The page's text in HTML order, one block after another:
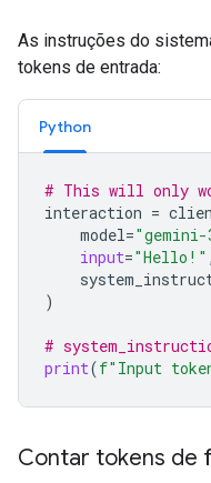
As instruções do
tokens de entrada:
Python
# This will only
interaction =
model=
input="Hello!" ,
)
#
print(f"Input
Contar tokens de